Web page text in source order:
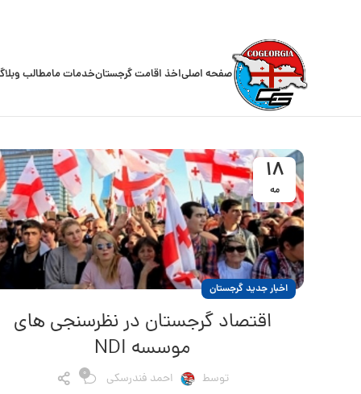
صفحه اصلیاخذ اقامت گرجستانخدمات مامطالب
18
مه
اخبار جدید گرجستان
اقتصاد گرجستان در نظرسنجی های
موسسه NDI
توسط احمد فندرسکی 0